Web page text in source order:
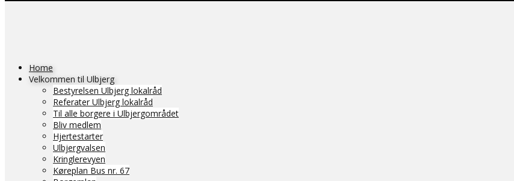
Home
Velkommen til Ulbjerg
Bestyrelsen Ulbjerg lokalråd
Referater Ulbjerg lokalråd
Til alle borgere i Ulbjergområdet
Bliv medlem
Hjertestarter
Ulbjergvalsen
Kringlerevyen
Køreplan Bus nr. 67